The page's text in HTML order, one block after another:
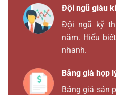
Đội ngũ giàu
Đội ngũ kỹ
năm. Hiểu
nhanh.
Bảng giá hợp
Bảng giá sản